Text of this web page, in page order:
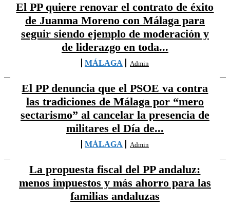
El PP quiere renovar el contrato de éxito
de Juanma Moreno con Málaga para
seguir siendo ejemplo de moderación y
de liderazgo en toda...
MÁLAGA Admin
El PP denuncia que el PSOE va contra
las tradiciones de Málaga por “mero
sectarismo” al cancelar la presencia de
militares el Día de...
MÁLAGA Admin
La propuesta fiscal del PP andaluz:
menos impuestos y más ahorro para las
familias andaluzas